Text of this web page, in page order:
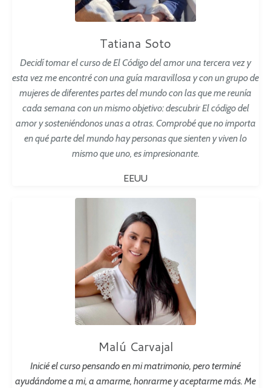
Tatiana Soto
Decidí tomar el curso de ElCódigodel amor una tercera vez y
esta vez me encontré con una guía maravillosa y con un grupo de
mujeres de diferentes partes del mundo con las que me reunía
cada semana con un mismo objetivo: descubrir El código del
amor y sosteniéndonos unas a otras. Comprobé que no importa
en qué parte del mundo hay personas que sienten y viven lo
mismo que uno, es impresionante.
EEUU
Malú Carvajal
Inicié el curso pensando en mi matrimonio, pero terminé
ayudándome a mi, a amarme, honrarme y aceptarme más. Me